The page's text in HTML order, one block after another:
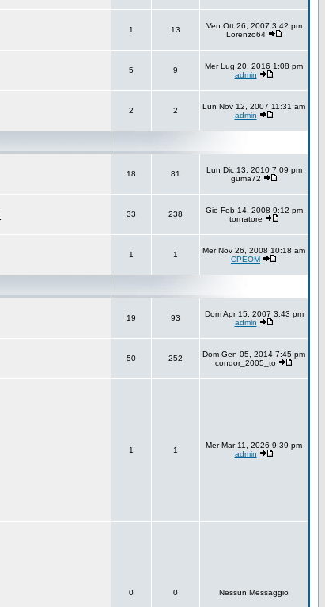
1 13
Ven Ott 26, 2007 3:42 pm
Lorenzo64
5 9
Mer Lug 20, 2016 1:08 pm
admin
2 2
Lun Nov 12, 2007 11:31 am
admin
18 81
Lun Dic 13, 2010 7:09 pm
guma72
33 238
Gio Feb 14, 2008 9:12 pm
tornatore
1 1
Mer Nov 26, 2008 10:18 am
CPEOM
19 93
Dom Apr 15, 2007 3:43 pm
admin
50 252
Dom Gen 05, 2014 7:45 pm
condor_2005_to
1 1
Mer Mar 11, 2026 9:39 pm
admin
0 0 Nessun Messaggio